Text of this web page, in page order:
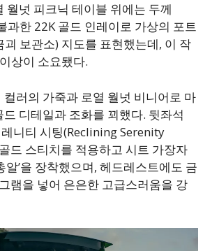
월넛 피크닉 테이블 위에는 두께
과한 22K 골드 인레이로 가상의 포트
괴 보관소) 지도를 표현했는데, 이 작
상이 소요됐다.
컬러의 가죽과 로열 월넛 비니어로 마
디테일과 조화를 꾀했다. 뒷좌석
니티 시팅(Reclining Serenity
드 스티치를 적용하고 시트 가장자
알’을 장착했으며, 헤드레스트에도 금
그램을 넣어 은은한 고급스러움을 강